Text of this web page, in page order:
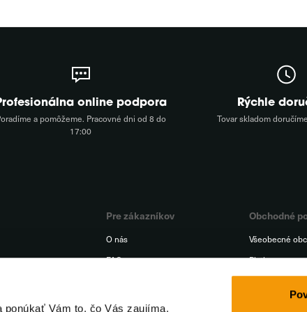
Vám to, čo Vás zaujíma,
online podpora
a pomôžeme. Pracovné dni od 8 do
17:00
Rýchle
Tovar skladom
Pre zákazníkov
O nás
FAQ
Obchodné
Všeobecné
Platba
Reklamačný